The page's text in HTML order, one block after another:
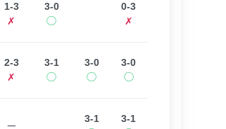
1-3
✗
3-0
◯
0-3
✗
2-3
✗
3-1
◯
3-0
◯
3-0
◯
ー
3-1
3-1